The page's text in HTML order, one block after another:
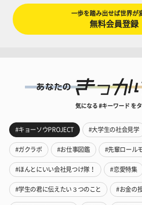
一歩を踏み出せば世界が
無料会員登録
気になる #キーワード を
#キョーソウPROJECT #大学生の社会見学
#ガクラボ #お仕事図鑑 #先輩ロール
#ほんとにいい会社見つけ隊！ #恋愛特集
#学生の君に伝えたい３つのこと #お金の